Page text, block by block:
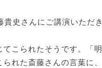
史さんにご講演いただき
こられたそうです。「明
れた斎藤さんの言葉に、